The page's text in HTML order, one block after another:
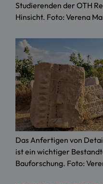
Studierenden der OTH
Hinsicht. Foto: Verena
Das Anfertigen von
ist ein wichtiger
Bauforschung. Foto: